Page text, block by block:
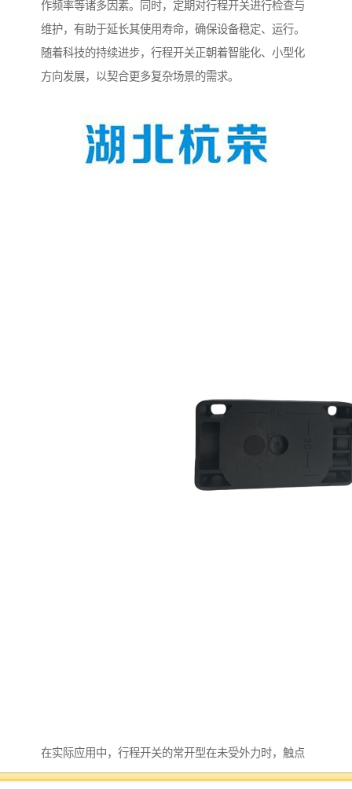
作频率等诸多因素。同时，定期对行程开关进行检查与
维护，有助于延长其使用寿命，确保设备稳定、运行。
随着科技的持续进步，行程开关正朝着智能化、小型化
方向发展，以契合更多复杂场景的需求。
在实际应用中，行程开关的常开型在未受外力时，触点
处于断开状态，当外部物体触碰操作头，触点闭合，电